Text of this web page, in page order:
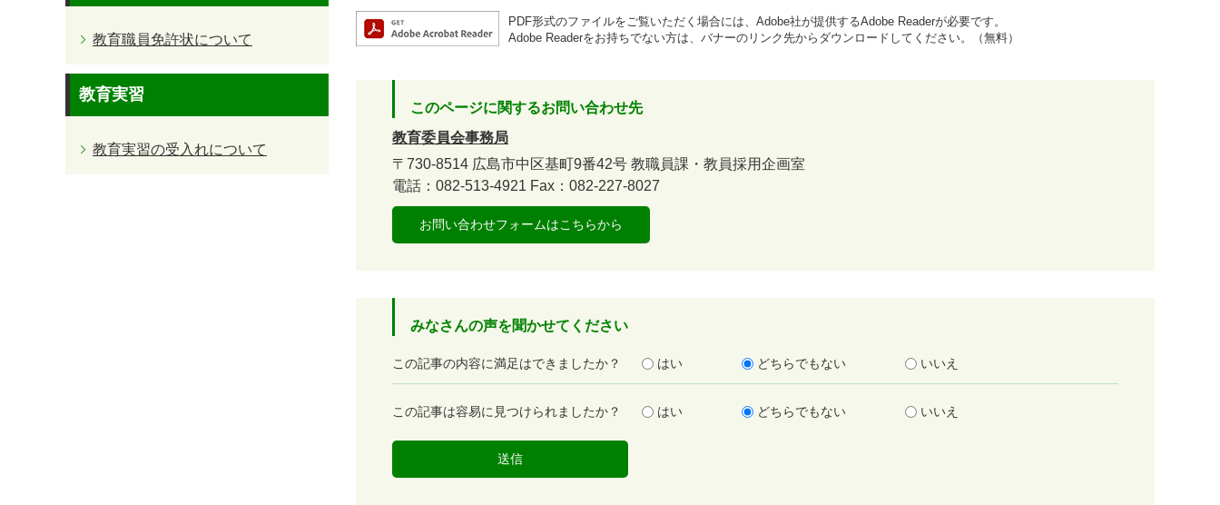
PDF形式のファイルをご覧いただく場合には、Adobe社が提供するAdobe Readerが必要です。
Adobe Readerをお持ちでない方は、バナーのリンク先からダウンロードしてください。（無料）
このページに関するお問い合わせ先
教育委員会事務局
〒730-8514 広島市中区基町9番42号 教職員課・教員採用企画室
電話：082-513-4921 Fax：082-227-8027
お問い合わせフォームはこちらから
みなさんの声を聞かせてください
満
足
この記事の内容に満足はできましたか？ はい どちらでもない いいえ
容
この記事は容易に見つけられましたか？ はい どちらでもない いいえ
教育職員免許状について
教育実習
教育実習の受入れについて